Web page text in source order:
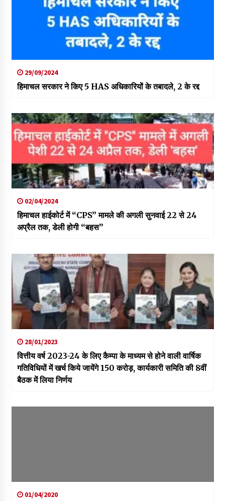
29/09/2024
हिमाचल सरकार ने किए 5 HAS अधिकारियों के तबादले, 2 के रद्द
02/04/2024
हिमाचल हाईकोर्ट में “CPS” मामले की अगली सुनवाई 22 से 24
अप्रैल तक, डेली होगी “बहस”
28/01/2023
वित्तीय वर्ष 2023-24 के लिए कैम्पा के माध्यम से होने वाली वार्षिक
गतिविधियों में खर्च किये जायेंगे 150 करोड़, कार्यकारी समिति की 8वीं
बैठक में लिया निर्णय
01/04/2020